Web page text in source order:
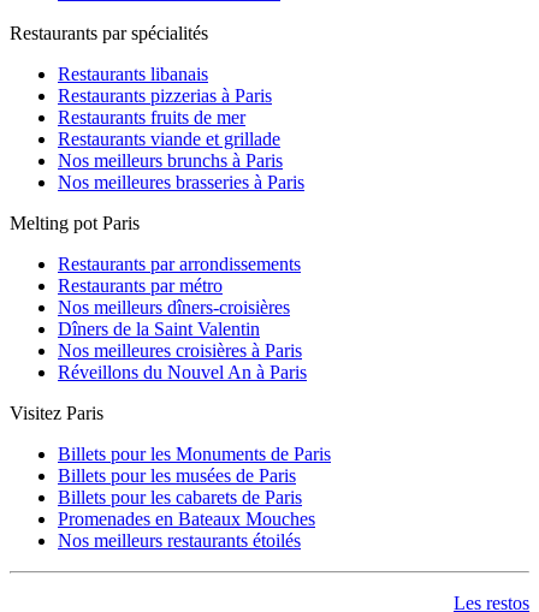
Restaurants par spécialités
Restaurants libanais
Restaurants pizzerias à Paris
Restaurants fruits de mer
Restaurants viande et grillade
Nos meilleurs brunchs à Paris
Nos meilleures brasseries à Paris
Melting pot Paris
Restaurants par arrondissements
Restaurants par métro
Nos meilleurs dîners-croisières
Dîners de la Saint Valentin
Nos meilleures croisières à Paris
Réveillons du Nouvel An à Paris
Visitez Paris
Billets pour les Monuments de Paris
Billets pour les musées de Paris
Billets pour les cabarets de Paris
Promenades en Bateaux Mouches
Nos meilleurs restaurants étoilés
Les restos